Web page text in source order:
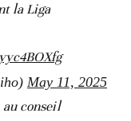
la Liga
May 11, 2025
conseil